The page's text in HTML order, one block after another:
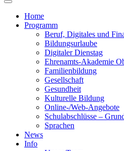
Home
Programm
Beruf, Digitales und
Bildungsurlaube
Digitaler Dienstag
Ehrenamts-Akademie
Familienbildung
Gesellschaft
Gesundheit
Kulturelle Bildung
Online-/Web-Angebote
Schulabschlüsse –
Sprachen
News
Info